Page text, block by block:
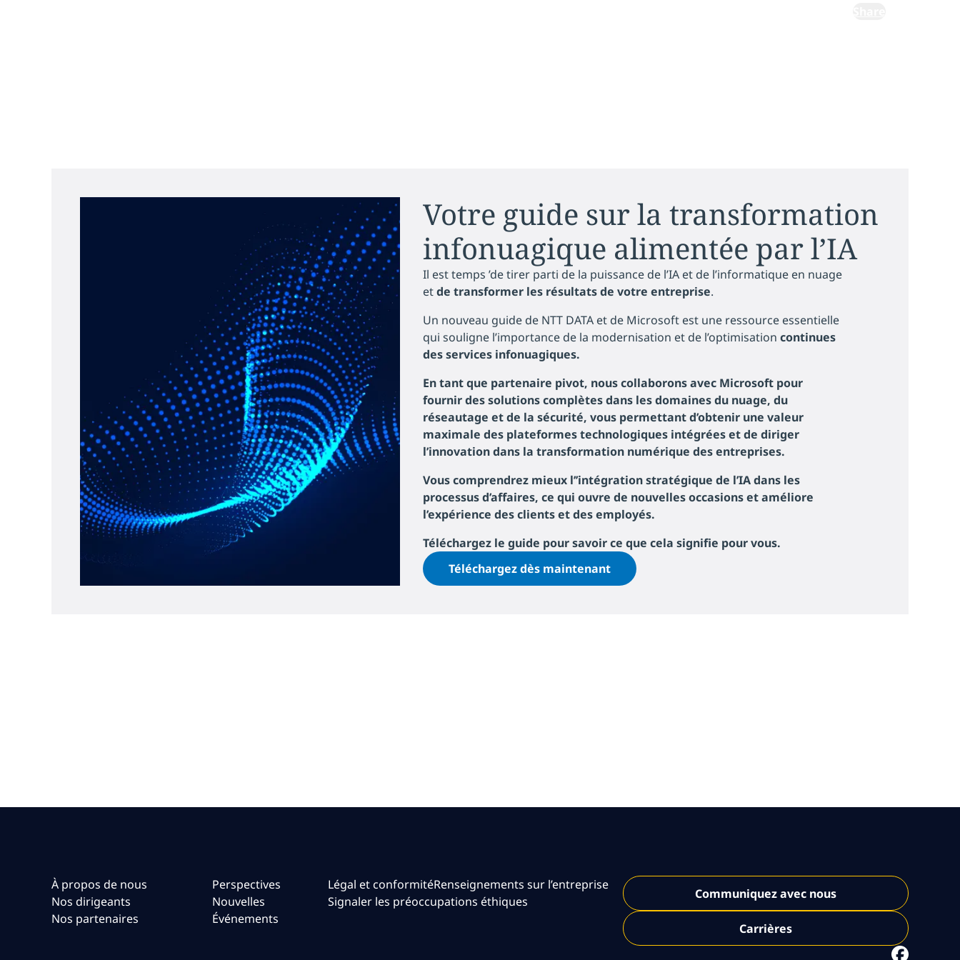
Votre guide sur la transformation
infonuagique alimentée par l’IA
Il est temps ’de tirer parti de la puissance de l’IA et de l’informatique en nuage
etde transformer les résultats de votre entreprise.
Un nouveau guide de NTT DATA et de Microsoft est une ressource essentielle
qui souligne l’importance de la modernisation et de l’optimisation continues
des services infonuagiques.
En tant que partenaire pivot, nous collaborons avec Microsoft pour
fournir des solutions complètes dans les domaines du nuage, du
réseautage et de la sécurité, vous permettant d’obtenir une valeur
maximale des plateformestechnologiques intégrées et de diriger
l’innovationdans la transformation numérique des entreprises.
Vous comprendrez mieux l’’intégration stratégique de l’IA dans les
processus d’affaires, ce qui ouvre de nouvelles occasions et améliore
l’expérience desclients et des employés.
Téléchargez le guide pour savoir ce que cela signifie pour vous.
Téléchargez dès maintenant
À propos de nous
Nos dirigeants
Nos partenaires
Perspectives
Nouvelles
Événements
Légal et conformitéRenseignements sur l’entreprise
Signaler les préoccupations éthiques
Communiquez avec nous
Carrières